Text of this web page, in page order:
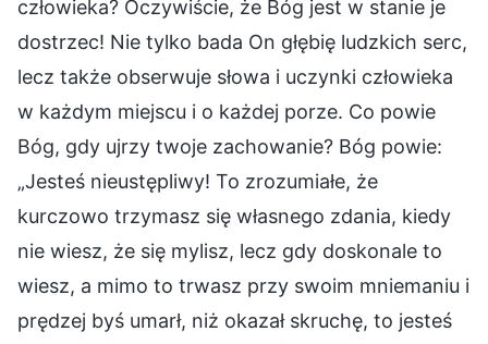
człowieka? Oczywiście, że Bóg jest w stanie je
dostrzec! Nie tylko bada On głębię ludzkich serc,
lecz także obserwuje słowa i uczynki człowieka
w każdym miejscu i o każdej porze. Co powie
Bóg, gdy ujrzy twoje zachowanie? Bóg powie:
„Jesteś nieustępliwy! To zrozumiałe, że
kurczowo trzymasz się własnego zdania, kiedy
nie wiesz, że się mylisz, lecz gdy doskonale to
wiesz, a mimo to trwasz przy swoim mniemaniu i
prędzej byś umarł, niż okazał skruchę, to jesteś